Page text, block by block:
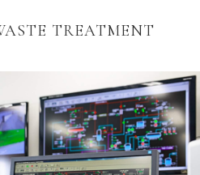
TREATMENT